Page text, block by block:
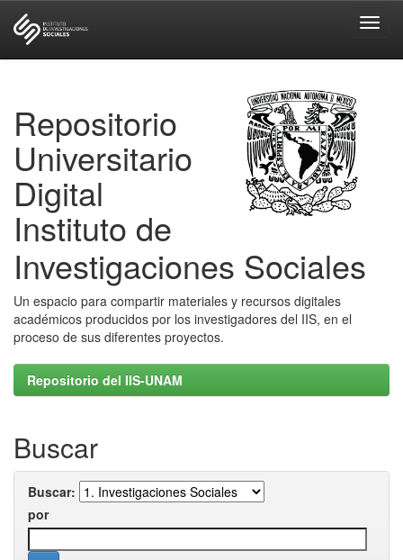
Repositorio
Universitario
Digital
Instituto de
Investigaciones Sociales
Un espacio para compartir materiales y recursos digitales
académicos producidos por los investigadores del IIS, en el
proceso de sus diferentes proyectos.
Repositorio del IIS-UNAM
Buscar
Buscar:
por